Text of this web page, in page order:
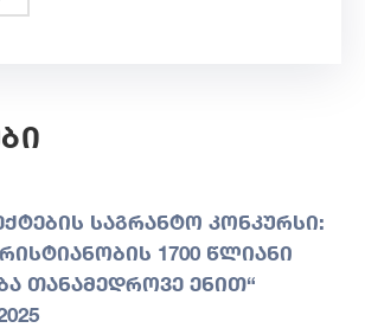
საგრანტო კონკურსი:
1700 წლიანი
თანამედროვე ენით“